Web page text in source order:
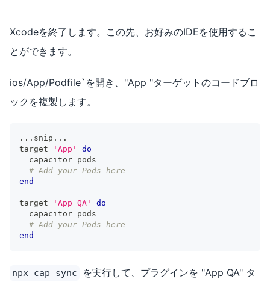
Xcodeを終了します。この先、お好みのIDEを使用するこ
とができます。
ios/App/Podfile`を開き、"App "ターゲットのコードブロ
ックを複製します。
... snip ...
target
'App'
do
  capacitor_pods
# Add your Pods here
end
target 'App QA'
do
  capacitor_pods
# Add your Pods here
end
npx cap sync
を実行して、プラグインを "App QA" タ